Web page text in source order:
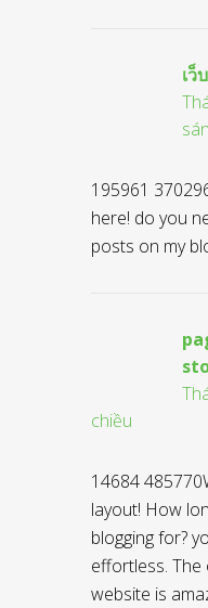
เว็
195961
here! do you
posts on my
chiều
14684
layout! How
blogging for?
effortless.
website is